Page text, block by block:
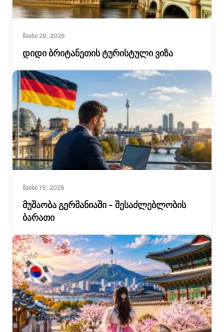
ᲛᲐᲘᲡᲘ 29, 2026
დიდი ბრიტანეთის ტურისტული ვიზა
ᲛᲐᲘᲡᲘ 19, 2026
მუშაობა გერმანიაში - შესაძლებლობის
ბარათი